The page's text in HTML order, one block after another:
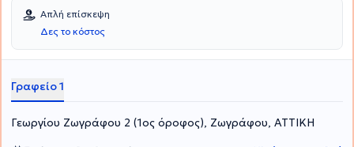
Απλή επίσκεψη
Δες το κόστος
Γραφείο 1
Γεωργίου Ζωγράφου 2 (1ος όροφος), Ζωγράφου, ΑΤΤΙΚΗ